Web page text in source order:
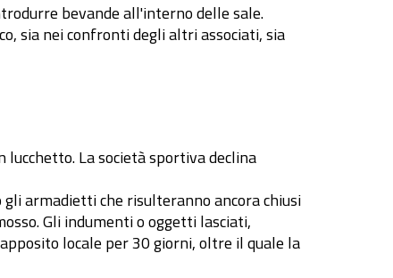
bevande all'interno delle sale.
sia nei confronti degli altri associati, sia
lucchetto. La società sportiva declina
armadietti che risulteranno ancora chiusi
Gli indumenti o oggetti lasciati,
locale per 30 giorni, oltre il quale la